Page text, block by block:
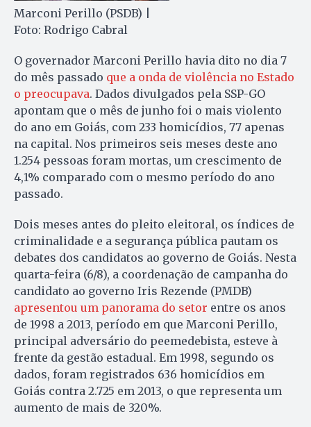
Marconi Perillo (PSDB) |
Foto: Rodrigo Cabral
O governador Marconi Perillo havia dito no dia 7
do mês passado que a onda de violência no Estado
o preocupava. Dados divulgados pela SSP-GO
apontam que o mês de junho foi o mais violento
do ano em Goiás, com 233 homicídios, 77 apenas
na capital. Nos primeiros seis meses deste ano
1.254 pessoas foram mortas, um crescimento de
4,1% comparado com o mesmo período do ano
passado.
Dois meses antes do pleito eleitoral, os índices de
criminalidade e a segurança pública pautam os
debates dos candidatos ao governo de Goiás. Nesta
quarta-feira (6/8), a coordenação de campanha do
candidato ao governo Iris Rezende (PMDB)
apresentou um panorama do setor entre os anos
de 1998 a 2013, período em que Marconi Perillo,
principal adversário do peemedebista, esteve à
frente da gestão estadual. Em 1998, segundo os
dados, foram registrados 636 homicídios em
Goiás contra 2.725 em 2013, o que representa um
aumento de mais de 320%.